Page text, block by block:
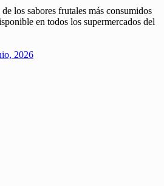
los sabores frutales más consumidos
en todos los supermercados del
2026